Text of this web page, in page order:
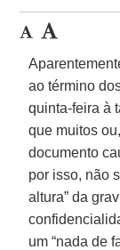
ao término
quinta-feira à
que muitos
documento
por isso, não
altura” da
um “nada de